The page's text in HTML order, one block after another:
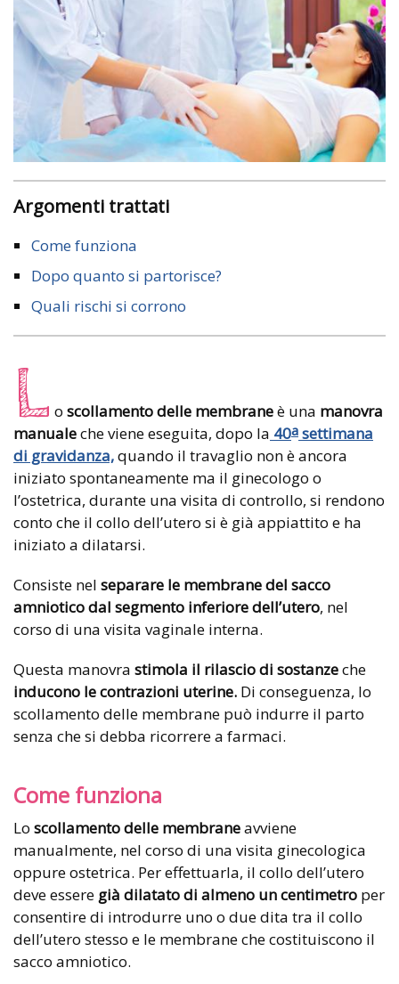
Argomenti trattati
Come funziona
Dopo quanto si partorisce?
Quali rischi si corrono
L o scollamento delle membraneè una manovra
manualeche viene eseguita, dopo la 40a settimana
di gravidanza,quando il travaglio non è ancora
iniziato spontaneamente ma il ginecologo o
l’ostetrica, durante una visita di controllo, si rendono
conto che il collo dell’utero si è già appiattito e ha
iniziato a dilatarsi.
Consiste nel separare le membrane del sacco
amniotico dal segmento inferiore dell’utero, nel
corso di una visita vaginale interna.
Questa manovra stimola il rilascio di sostanzeche
inducono le contrazioni uterine. Di conseguenza, lo
scollamento delle membrane può indurre il parto
senza che si debba ricorrere a farmaci.
Come funziona
Lo scollamento delle membraneavviene
manualmente, nel corso di una visita ginecologica
oppure ostetrica. Per effettuarla, il collo dell’utero
deve essere già dilatato di almeno un centimetro per
consentire di introdurre uno o due dita tra il collo
dell’utero stesso e le membrane che costituiscono il
sacco amniotico.